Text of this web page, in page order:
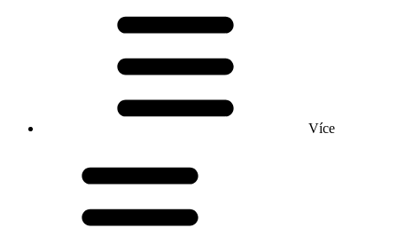
Více